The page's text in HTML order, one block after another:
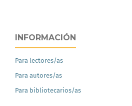
INFORMACIÓN
Para lectores/as
Para autores/as
Para bibliotecarios/as